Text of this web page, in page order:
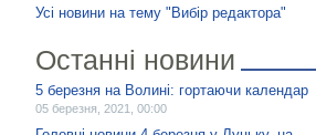
Усі новини на тему "Вибір редактора"
Останні новини
5 березня на Волині: гортаючи календар
05 березня, 2021, 00:00